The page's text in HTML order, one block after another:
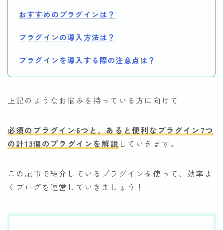
利用規約／特定商取引法に基づく表記
書き方
稼ぎ方
おすすめのプラグインは？
プラグインの導入方法は？
プラグインを導入する際の注意点は？
上記のようなお悩みを持っている方に向けて
必須のプラグイン6つと、あると便利なプラグイン7つ
の計13個のプラグインを解説 していきます。
この記事で紹介しているプラグインを使って、効率よ
くブログを運営していきましょう！